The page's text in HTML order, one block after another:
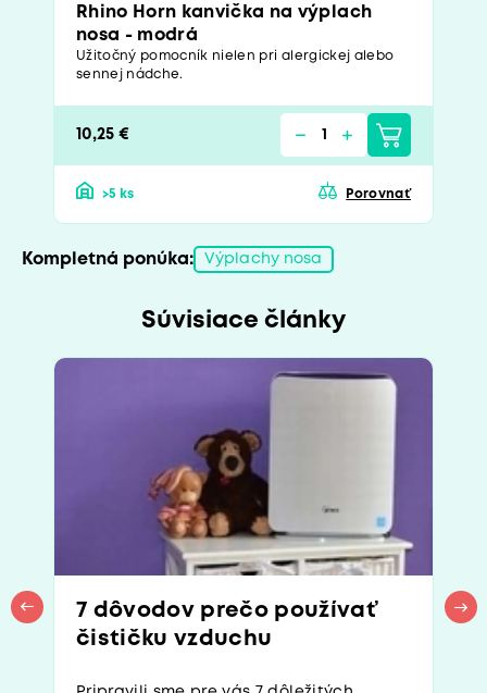
Rhino Horn kanvička na výplach
nosa - modrá
Užitočný pomocník nielen pri alergickej alebo
sennej nádche.
10,25 €
>5 ks Porovnať
Kompletná ponúka: Výplachy nosa
Súvisiace články
7 dôvodov prečo používať
čističku vzduchu